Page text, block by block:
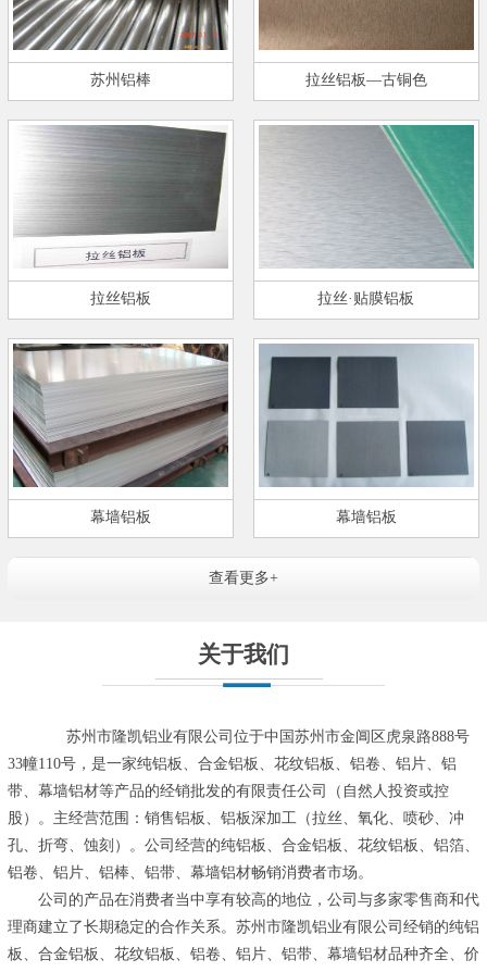
苏州铝棒 拉丝铝板—古铜色
拉丝铝板 拉丝·贴膜铝板
幕墙铝板 幕墙铝板
查看更多+
关于我们
苏州市隆凯铝业有限公司位于中国苏州市金阊区虎泉路888号
33幢110号，是一家纯铝板、合金铝板、花纹铝板、铝卷、铝片、铝
带、幕墙铝材等产品的经销批发的有限责任公司（自然人投资或控
股）。主经营范围：销售铝板、铝板深加工（拉丝、氧化、喷砂、冲
孔、折弯、蚀刻）。公司经营的纯铝板、合金铝板、花纹铝板、铝箔、
铝卷、铝片、铝棒、铝带、幕墙铝材畅销消费者市场。
公司的产品在消费者当中享有较高的地位，公司与多家零售商和代
理商建立了长期稳定的合作关系。苏州市隆凯铝业有限公司经销的纯铝
板、合金铝板、花纹铝板、铝卷、铝片、铝带、幕墙铝材品种齐全、价